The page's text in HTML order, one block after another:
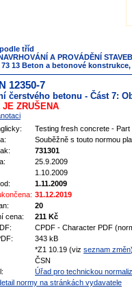
tříd
A PROVÁDĚNÍ STAVEB
73 13 Beton a betonové
12350-7
čerstvého betonu - Část 7:
JE ZRUŠENA
Testing fresh concrete -
Souběžně s touto normou
731301
25.9.2009
1.10.2009
1.11.2009
31.12.2019
20
cena:
211 Kč
CPDF - Character PDF
343 kB
*Z1 10.19 (viz seznam změn)
ČSN
Úřad pro technickou
normy na stránkách vydavatele